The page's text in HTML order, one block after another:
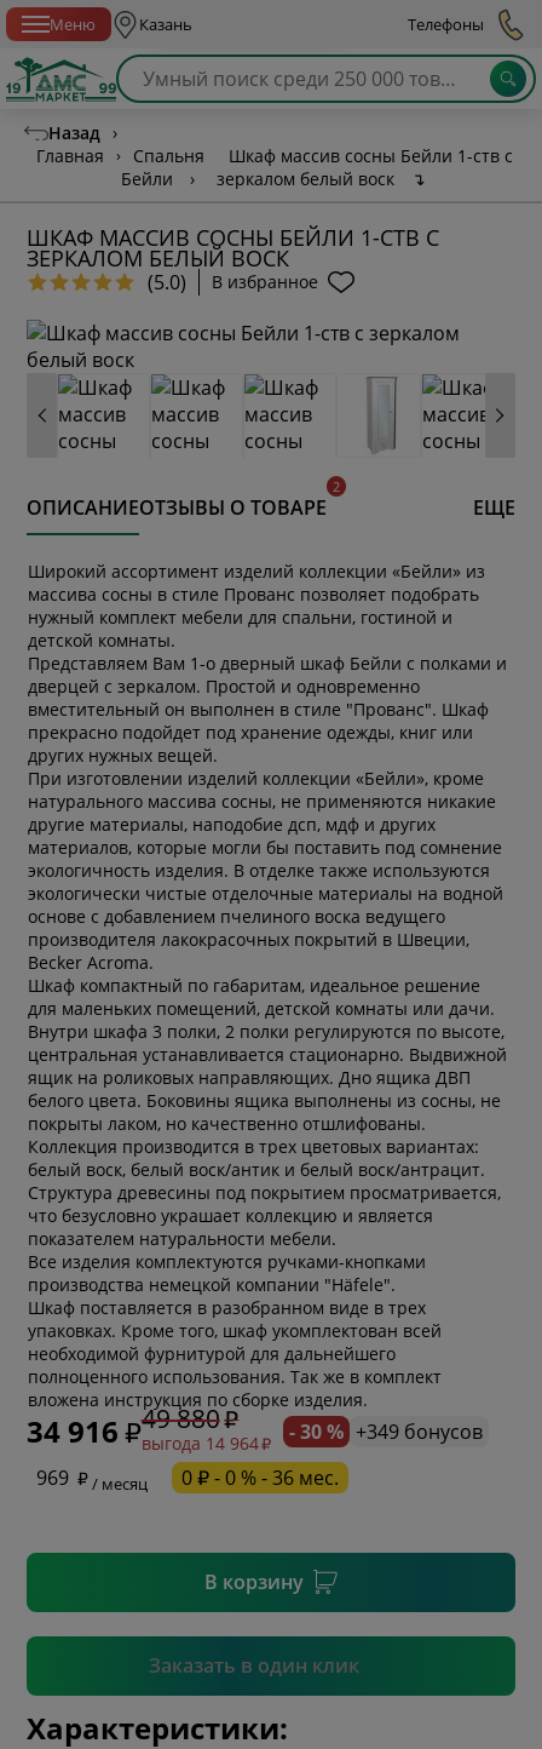
Меню Казань Телефоны
Назад ›
Главная
›
Спальня
Бейли
›
Шкаф массив сосны Бейли 1-ств с
зеркалом белый воск
↴
ШКАФ МАССИВ СОСНЫ БЕЙЛИ 1-СТВ С
ЗЕРКАЛОМ БЕЛЫЙ ВОСК
(5.0) В избранное
ОПИСАНИЕОТЗЫВЫ О ТОВАРЕ ЕЩЕ
Широкий ассортимент изделий коллекции «Бейли» из
массива сосны в стиле Прованс позволяет подобрать
нужный комплект мебели для спальни, гостиной и
детской комнаты.
Представляем Вам 1-о дверный шкаф Бейли с полками и
дверцей с зеркалом. Простой и одновременно
вместительный он выполнен в стиле "Прованс". Шкаф
прекрасно подойдет под хранение одежды, книг или
других нужных вещей.
При изготовлении изделий коллекции «Бейли», кроме
натурального массива сосны, не применяются никакие
другие материалы, наподобие дсп, мдф и других
материалов, которые могли бы поставить под сомнение
экологичность изделия. В отделке также используются
экологически чистые отделочные материалы на водной
основе с добавлением пчелиного воска ведущего
производителя лакокрасочных покрытий в Швеции,
Becker Acroma.
Шкаф компактный по габаритам, идеальное решение
для маленьких помещений, детской комнаты или дачи.
Внутри шкафа 3 полки, 2 полки регулируются по высоте,
центральная устанавливается стационарно. Выдвижной
ящик на роликовых направляющих. Дно ящика ДВП
белого цвета. Боковины ящика выполнены из сосны, не
покрыты лаком, но качественно отшлифованы.
Коллекция производится в трех цветовых вариантах:
белый воск, белый воск/антик и белый воск/антрацит.
Структура древесины под покрытием просматривается,
что безусловно украшает коллекцию и является
показателем натуральности мебели.
Все изделия комплектуются ручками-кнопками
производства немецкой компании "Häfele".
Шкаф поставляется в разобранном виде в трех
упаковках. Кроме того, шкаф укомплектован всей
необходимой фурнитурой для дальнейшего
полноценного использования. Так же в комплект
вложена инструкция по сборке изделия.
34 916 49 880
выгода 14 964 - 30 % +349 бонусов
969
/ месяц 0 ₽ - 0 % - 36 мес.
В корзину
Заказать в один клик
* обязательное поле
* необязательное поле
Подтвердить
Характеристики: